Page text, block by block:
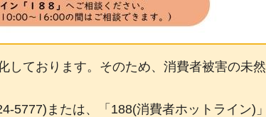
ております。そのため、消費者被害の未
または、「188(消費者ホットライン)